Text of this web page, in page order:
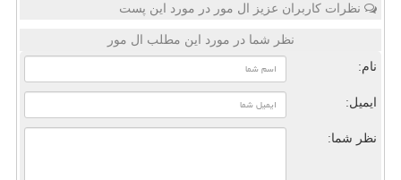
نظرات کاربران عزیز ال مور در مورد این پست
نظر شما در مورد این مطلب ال مور
نام:
ایمیل:
نظر شما: